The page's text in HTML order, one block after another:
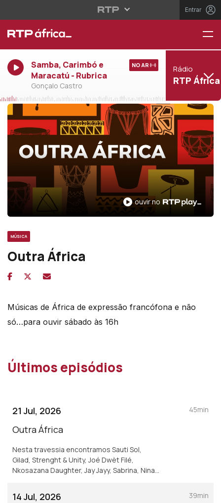
Entrar
Samba, Carimbó e
Maracatú - Rubrica
Gonçalo Castro
NO AR Rádio
RTP África
ouvir no
MÚSICA
Outra África
Músicas de África de expressão francófona e não
só…para ouvir sábado às 16h
Últimos episódios
21 Jul, 2026
Outra África
Nesta travessia encontramos Sauti Sol,
Gilad, Strenght & Unity, Joé Dwèt Filé,
Nkosazana Daughter, Jay Jayy, Sabrina, Nina
45min
14 Jul, 2026
39min